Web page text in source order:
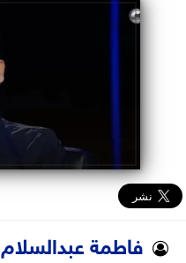
فاطمة عبدالسلام